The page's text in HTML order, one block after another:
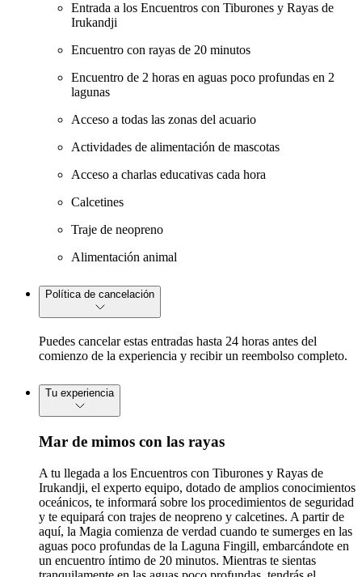
Entrada a los Encuentros con Tiburones y Rayas de
Irukandji
Encuentro con rayas de 20 minutos
Encuentro de 2 horas en aguas poco profundas en 2
lagunas
Acceso a todas las zonas del acuario
Actividades de alimentación de mascotas
Acceso a charlas educativas cada hora
Calcetines
Traje de neopreno
Alimentación animal
Política de cancelación
Puedes cancelar estas entradas hasta 24 horas antes del
comienzo de la experiencia y recibir un reembolso completo.
Tu experiencia
Mar de mimos con las rayas
A tu llegada a los Encuentros con Tiburones y Rayas de
Irukandji, el experto equipo, dotado de amplios conocimientos
oceánicos, te informará sobre los procedimientos de seguridad
y te equipará con trajes de neopreno y calcetines. A partir de
aquí, la Magia comienza de verdad cuando te sumerges en las
aguas poco profundas de la Laguna Fingill, embarcándote en
un encuentro íntimo de 20 minutos. Mientras te sientas